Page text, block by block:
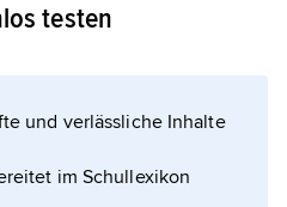
Hauptstadt ist
testen
und verlässliche Inhalte
im Schullexikon